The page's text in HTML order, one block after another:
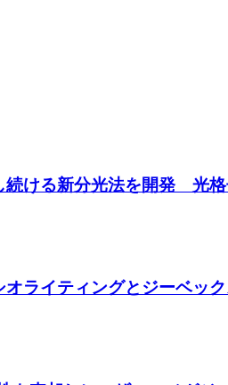
続ける新分光法を開発 光
オライティングとジーベッ